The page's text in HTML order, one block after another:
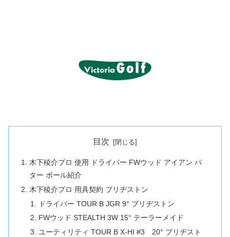
目次
木下稜介プロ 使用 ドライバー FWウッド アイアン パ
ター ボール紹介
木下稜介プロ 用具契約 ブリヂストン
ドライバー TOUR B JGR 9° ブリヂストン
FWウッド STEALTH 3W 15° テーラーメイド
ユーティリティ TOUR B X-HI #3 20° ブリヂスト